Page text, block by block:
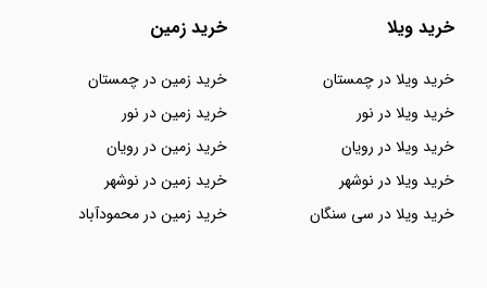
خرید ویلا
خرید ویلا در چمستان
خرید ویلا در نور
خرید ویلا در رویان
خرید ویلا در نوشهر
خرید ویلا در سی سنگان
خرید زمین
خرید زمین در چمستان
خرید زمین در نور
خرید زمین در رویان
خرید زمین در نوشهر
خرید زمین در محمودآباد